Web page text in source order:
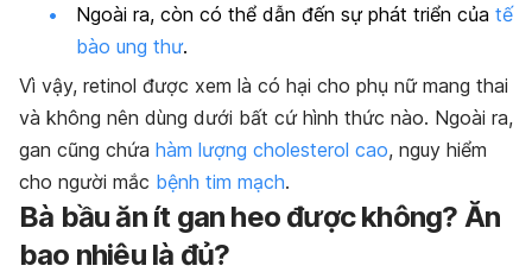
Ngoài ra, còn có thể dẫn đến sự phát triển của tế
bào ung thư.
Vì vậy, retinol được xem là có hại cho phụ nữ mang thai
và không nên dùng dưới bất cứ hình thức nào. Ngoài ra,
gan cũng chứa hàm lượng cholesterol cao, nguy hiểm
cho người mắc bệnh tim mạch.
Bà bầu ăn ít gan heo được không? Ăn
bao nhiêu là đủ?